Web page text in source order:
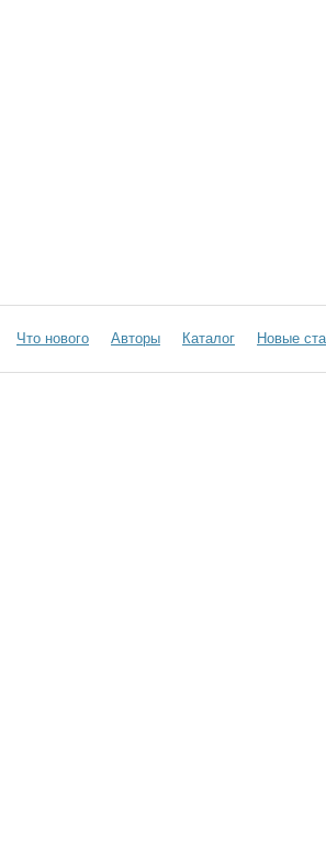
Что нового Авторы Каталог Новые